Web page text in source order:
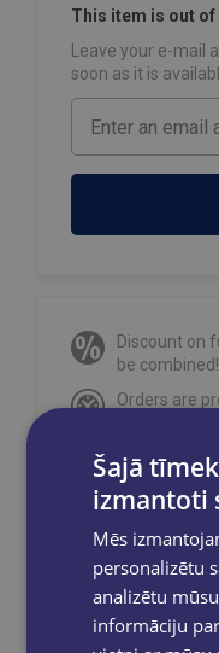
This item is out
Leave your e-mail
soon as it is
Discount on
be combined!
Orders are
Free delivery
Latviafor
Free delivery
within 2-5
Šajā
izmantoti
Mēs
personalizētu
analizētu
informāciju